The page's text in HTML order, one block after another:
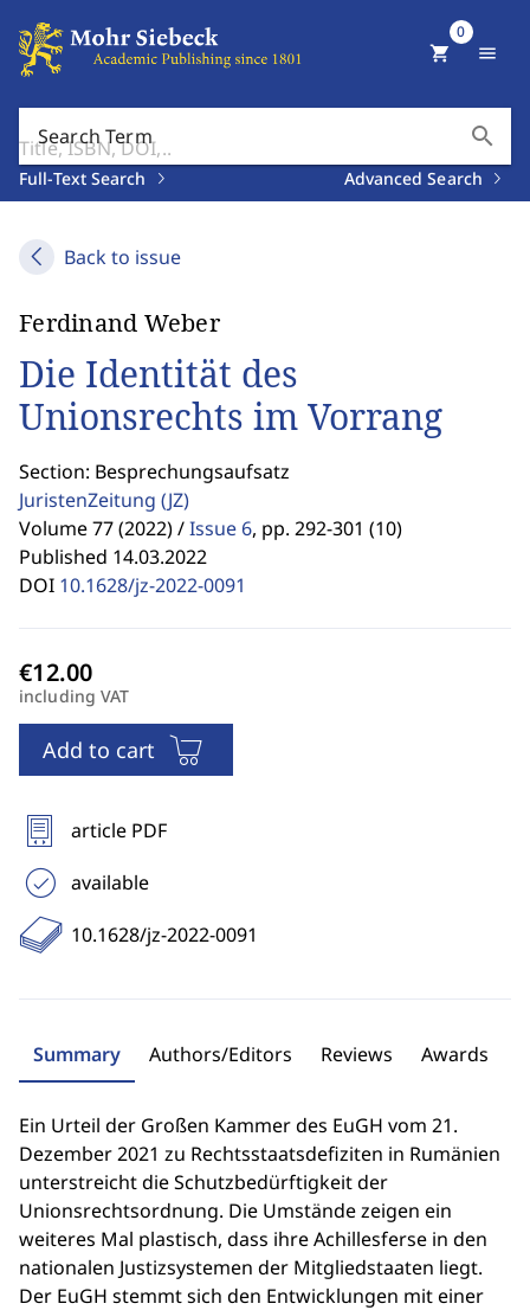
Search Term search
Full-Text Search Advanced Search
shopping_cart
0
menu
Back to issue
Ferdinand Weber
Die Identität des
Unionsrechts im Vorrang
Section: Besprechungsaufsatz
JuristenZeitung (JZ)
Volume 77 (2022) /Issue 6, pp. 292-301 (10)
Published 14.03.2022
DOI 10.1628/jz-2022-0091
including VAT
Add to cart
article PDF
available
10.1628/jz-2022-0091
Summary Authors/Editors Reviews Awards
Ein Urteil der Großen Kammer des EuGH vom 21.
Dezember 2021 zu Rechtsstaatsdefiziten in Rumänien
unterstreicht die Schutzbedürftigkeit der
Unionsrechtsordnung. Die Umstände zeigen ein
weiteres Mal plastisch, dass ihre Achillesferse in den
nationalen Justizsystemen der Mitgliedstaaten liegt.
Der EuGH stemmt sich den Entwicklungen mit einer